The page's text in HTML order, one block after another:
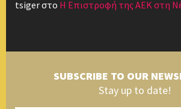
tsigerστο Η Επιστροφή της ΑΕΚ στη
SUBSCRIBE TO OUR
Stay up to date!